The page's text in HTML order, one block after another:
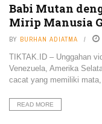
Babi Mutan
Mirip Manusia
BY BURHAN ADIATMA
TIKTAK.ID – Unggahan
Venezuela, Amerika
cacat yang memiliki mata,
READ MORE